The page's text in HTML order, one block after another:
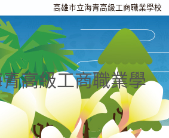
高雄市立海青高級工商職業學校
高級工商職業學